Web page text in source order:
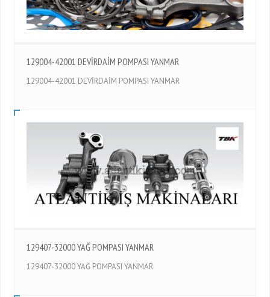
129004-42001 DEVİRDAİM POMPASI YANMAR
129004-42001 DEVİRDAİM POMPASI YANMAR
129407-32000 YAĞ POMPASI YANMAR
129407-32000 YAĞ POMPASI YANMAR